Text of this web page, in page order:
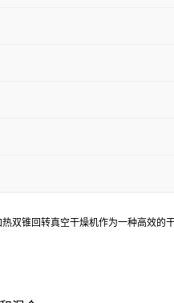
双锥回转真空干燥机作为一种高效的